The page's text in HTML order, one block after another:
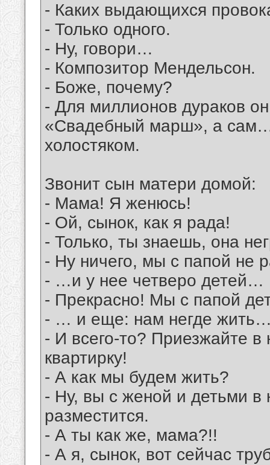
- Каких выдающихся
- Только одного.
- Ну, говори…
- Композитор Мендельсон.
- Боже, почему?
- Для миллионов дураков
«Свадебный марш», а
холостяком.
Звонит сын матери домой:
- Мама! Я женюсь!
- Ой, сынок, как я рада!
- Только, ты знаешь, она
- Ну ничего, мы с папой не
- …и у нее четверо детей…
- Прекрасно! Мы с папой
- … и еще: нам негде
- И всего-то? Приезжайте
квартирку!
- А как мы будем жить?
- Ну, вы с женой и детьми в
разместится.
- А ты как же, мама?!!
- А я, сынок, вот сейчас